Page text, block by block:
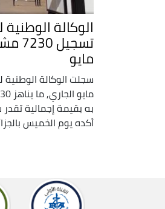
الوكالة الوطنية
مايو
أكده يوم الخميس